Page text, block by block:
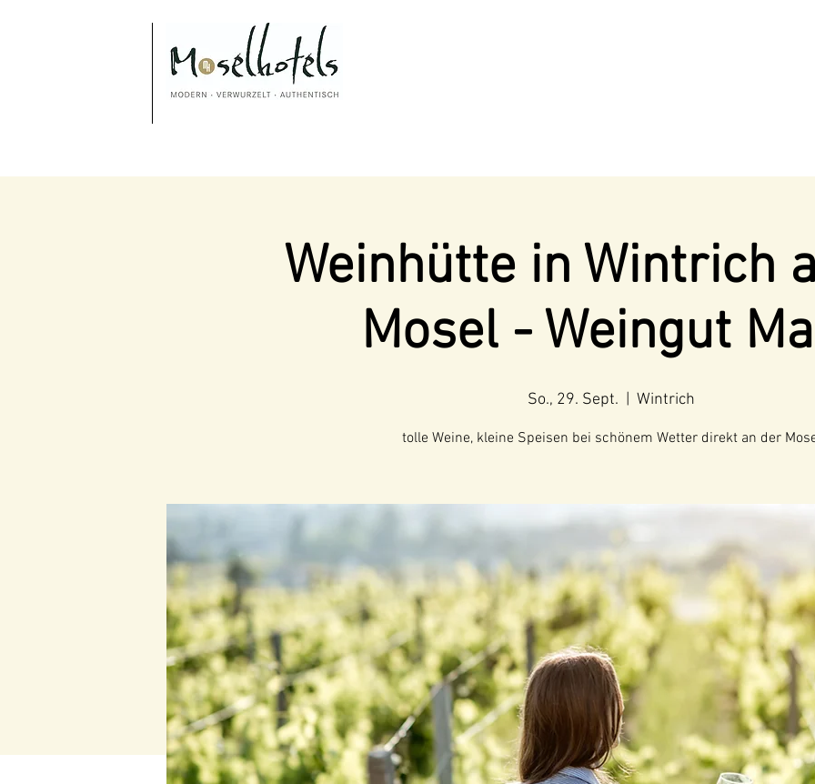
Weinhütte in Wintrich
Mosel - Weingut
So., 29. Sept. Wintrich
tolle Weine, kleine Speisen bei schönem Wetter direkt an der